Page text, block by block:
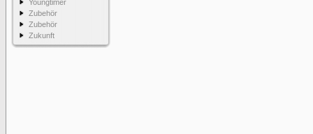
Youngtimer
Zubehör
Zubehör
Zukunft